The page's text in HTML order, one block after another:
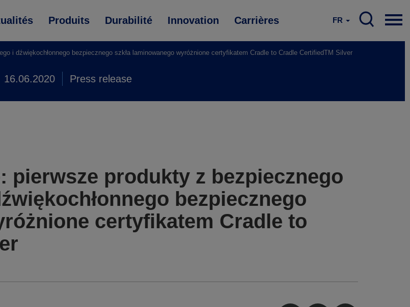
Produits Durabilité Innovation Carrières FR
i dźwiękochłonnego bezpiecznego szkła laminowanego wyróżnione certyfikatem Cradle to Cradle CertifiedTM Silver
16.06.2020 Press release
pierwsze produkty z bezpiecznego
bezpiecznego
certyfikatem Cradle to